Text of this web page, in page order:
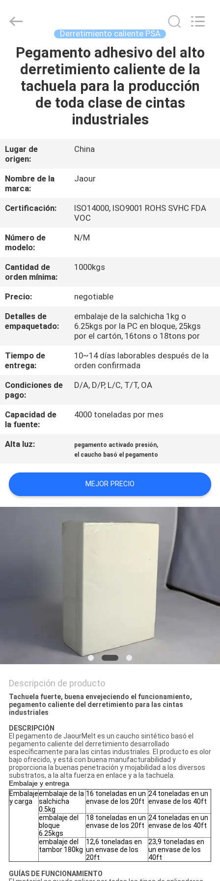
HOGAR
PRODUCTOS
VISITA
A
LA
FÁBRICA
CONTROL
DE
CALIDAD
CONTACTA
CON
NOTICIAS
SOLICITAR
MAPA
DEL
Jaour
Adhesive
Reserved.
Derretimiento caliente PSA
Pegamento adhesivo del alto
derretimiento caliente de la
tachuela para la producción
de toda clase de cintas
industriales
Lugar de
origen:
China
Nombre de la
marca:
Jaour
Certificación:
ISO14000, ISO9001 ROHS SVHC FDA
VOC
Número de
modelo:
N/M
Cantidad de
orden mínima:
1000kgs
Precio:
negotiable
Detalles de
empaquetado:
embalaje de la salchicha 1kg o
6.25kgs por la PC en bloque, 25kgs
por el cartón, 16tons o 18tons por
Tiempo de
entrega:
10~14 días laborables después de la
orden confirmada
Condiciones de
pago:
D/A, D/P, L/C, T/T, OA
Capacidad de
la fuente:
4000 toneladas por mes
Alta luz: pegamento activado presión,
el caucho basó el pegamento
MEJOR PRECIO
Descripción de producto
Tachuela fuerte, buena envejeciendo el funcionamiento,
pegamento caliente del derretimiento para las cintas
industriales
DESCRIPCIÓN
El pegamento de JaourMelt es un caucho sintético basó el
pegamento caliente del derretimiento desarrollado
específicamente para las cintas industriales. El producto es olor
bajo ofrecido, y está con buena manufacturabilidad y
proporciona la buenas penetración y mojabilidad a los diversos
substratos, a la alta fuerza en enlace y a la tachuela.
Embalaje y entrega
Embalaje
y carga
embalaje de la
salchicha
0.5kg
16 toneladas en un
envase de los 20ft
24 toneladas en un
envase de los 40ft
embalaje del
bloque
6.25kgs
18 toneladas en un
envase de los 20ft
24 toneladas en un
envase de los 40ft
embalaje del
tambor 180kg
12,6 toneladas en
un envase de los
20ft
23,9 toneladas en
un envase de los
40ft
GUÍAS DE FUNCIONAMIENTO